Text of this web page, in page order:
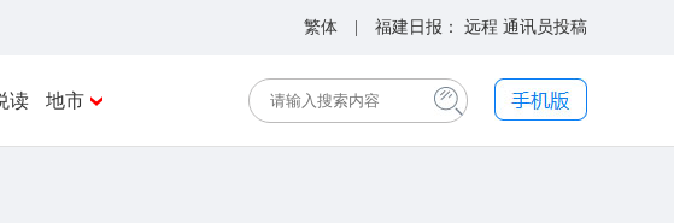
繁体 | 福建日报： 远程 通讯员投稿
读 地市